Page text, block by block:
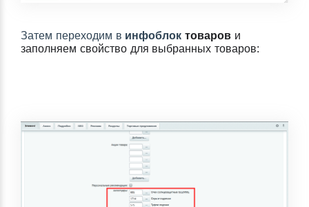
Затем переходим в инфоблоктоваров и
заполняем свойство для выбранных товаров: